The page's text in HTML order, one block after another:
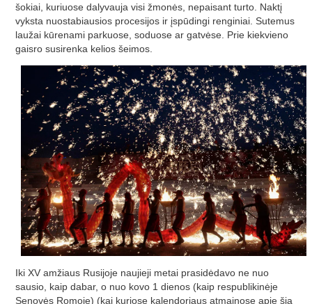
šokiai, kuriuose dalyvauja visi žmonės, nepaisant turto. Naktį
vyksta nuostabiausios procesijos ir įspūdingi renginiai. Sutemus
laužai kūrenami parkuose, soduose ar gatvėse. Prie kiekvieno
gaisro susirenka kelios šeimos.
Iki XV amžiaus Rusijoje naujieji metai prasidėdavo ne nuo
sausio, kaip dabar, o nuo kovo 1 dienos (kaip respublikinėje
Senovės Romoje) (kai kuriose kalendoriaus atmainose apie šią